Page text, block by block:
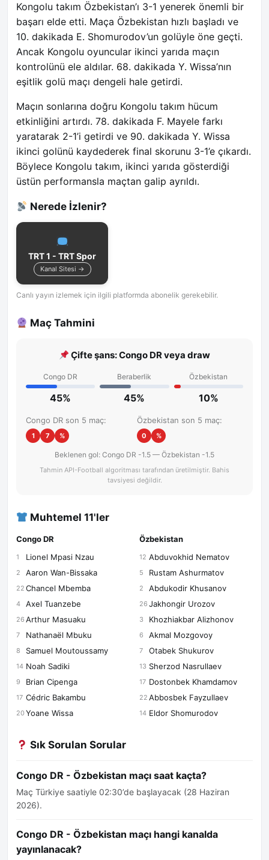
Kongolu takım Özbekistan’ı 3-1 yenerek önemli bir
başarı elde etti. Maça Özbekistan hızlı başladı ve
10. dakikada E. Shomurodov’un golüyle öne geçti.
Ancak Kongolu oyuncular ikinci yarıda maçın
kontrolünü ele aldılar. 68. dakikada Y. Wissa’nın
eşitlik golü maçı dengeli hale getirdi.
Maçın sonlarına doğru Kongolu takım hücum
etkinliğini artırdı. 78. dakikada F. Mayele farkı
yaratarak 2-1’i getirdi ve 90. dakikada Y. Wissa
ikinci golünü kaydederek final skorunu 3-1’e çıkardı.
Böylece Kongolu takım, ikinci yarıda gösterdiği
üstün performansla maçtan galip ayrıldı.
Nerede İzlenir?
TRT 1 - TRT Spor
Kanal Sitesi →
Canlı yayın izlemek için ilgili platformda abonelik gerekebilir.
Maç Tahmini
Çifte şans: Congo DR veya draw
Congo DR
45%
Beraberlik
45%
Özbekistan
10%
Congo DR son 5 maç:
1 7 %
Özbekistan son 5 maç:
0 %
Beklenen gol: Congo DR -1.5 — Özbekistan -1.5
Tahmin API-Football algoritması tarafından üretilmiştir. Bahis
tavsiyesi değildir.
Muhtemel 11'ler
Congo DR
1 Lionel Mpasi Nzau
2 Aaron Wan-Bissaka
22 Chancel Mbemba
4 Axel Tuanzebe
26 Arthur Masuaku
7 Nathanaël Mbuku
8 Samuel Moutoussamy
14 Noah Sadiki
9 Brian Cipenga
17 Cédric Bakambu
20 Yoane Wissa
Özbekistan
12 Abduvokhid Nematov
5 Rustam Ashurmatov
2 Abdukodir Khusanov
26 Jakhongir Urozov
3 Khozhiakbar Alizhonov
6 Akmal Mozgovoy
7 Otabek Shukurov
13 Sherzod Nasrullaev
17 Dostonbek Khamdamov
22 Abbosbek Fayzullaev
14 Eldor Shomurodov
Sık Sorulan Sorular
Congo DR - Özbekistan maçı saat kaçta?
Maç Türkiye saatiyle 02:30’de başlayacak (28 Haziran
2026).
Congo DR - Özbekistan maçı hangi kanalda
yayınlanacak?